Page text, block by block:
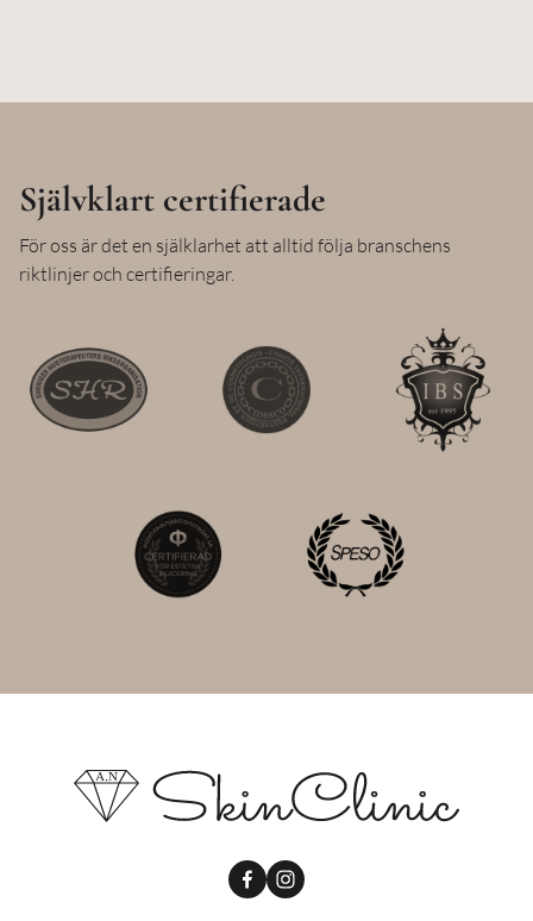
Självklart certifierade
För oss är det en själklarhet att alltid följa branschens
riktlinjer och certifieringar.